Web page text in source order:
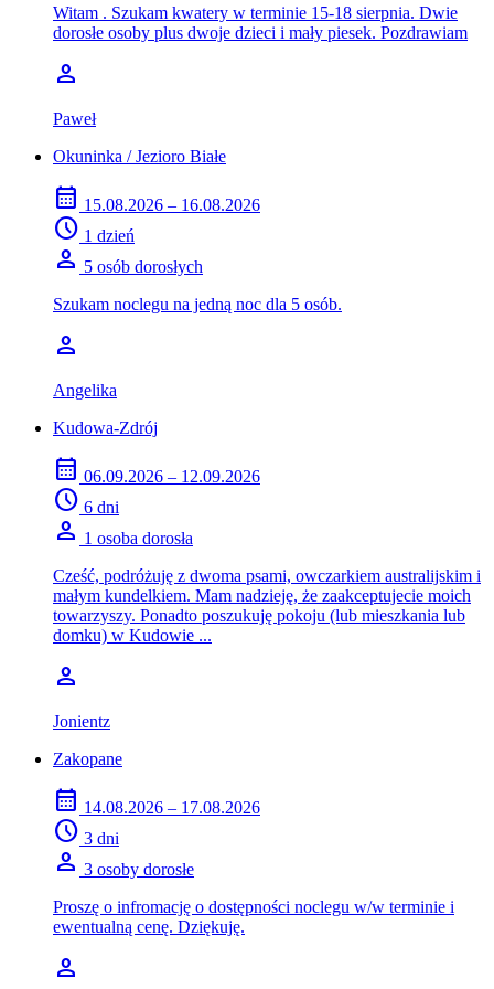
Witam . Szukam kwatery w terminie 15-18 sierpnia. Dwie
dorosłe osoby plus dwoje dzieci i mały piesek. Pozdrawiam
person
Paweł
Okuninka / Jezioro Białe
calendar_month 15.08.2026 – 16.08.2026
schedule 1 dzień
person 5 osób dorosłych
Szukam noclegu na jedną noc dla 5 osób.
person
Angelika
Kudowa-Zdrój
calendar_month 06.09.2026 – 12.09.2026
schedule 6 dni
person 1 osoba dorosła
Cześć, podróżuję z dwoma psami, owczarkiem australijskim i
małym kundelkiem. Mam nadzieję, że zaakceptujecie moich
towarzyszy. Ponadto poszukuję pokoju (lub mieszkania lub
domku) w Kudowie ...
person
Jonientz
Zakopane
calendar_month 14.08.2026 – 17.08.2026
schedule 3 dni
person 3 osoby dorosłe
Proszę o infromację o dostępności noclegu w/w terminie i
ewentualną cenę. Dziękuję.
person